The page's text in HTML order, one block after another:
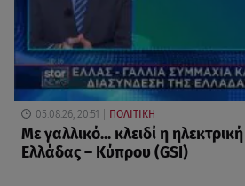
05.08.26, 20:51 ΠΟΛΙΤΙΚΗ
Με γαλλικό... κλειδί η
Ελλάδας – Κύπρου (GSI)